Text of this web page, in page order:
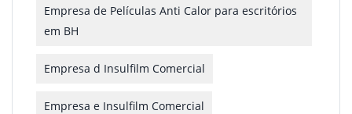
Empresa de Películas Anti Calor para escritórios
em BH
Empresa d Insulfilm Comercial
Empresa e Insulfilm Comercial